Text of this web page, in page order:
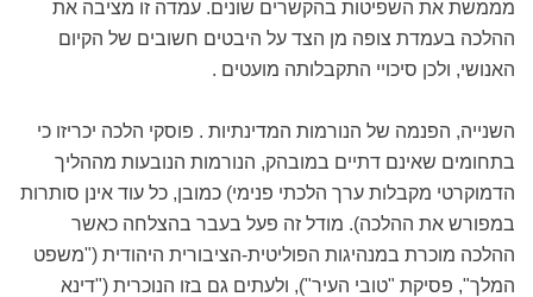
מממשת את השפיטות בהקשרים שונים. עמדה זו מציבה את
ההלכה בעמדת צופה מן הצד על היבטים חשובים של הקיום
האנושי, ולכן סיכויי התקבלותה מועטים .
השנייה, הפנמה של הנורמות המדינתיות . פוסקי הלכה יכריזו כי
בתחומים שאינם דתיים במובהק, הנורמות הנובעות מההליך
הדמוקרטי מקבלות ערך הלכתי פנימי) כמובן, כל עוד אינן סותרות
במפורש את ההלכה). מודל זה פעל בעבר בהצלחה כאשר
ההלכה מוכרת במנהיגות הפוליטית-הציבורית היהודית ("משפט
המלך", פסיקת "טובי העיר"), ולעתים גם בזו הנוכרית ("דינא